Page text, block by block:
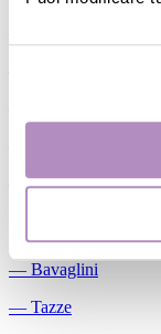
Conservalatte
―Massaggiagengive
― Bavaglini
― Tazze